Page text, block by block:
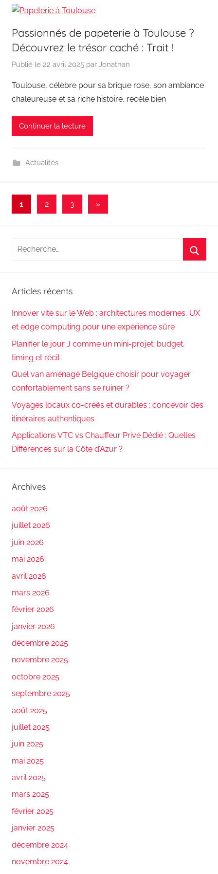
Passionnés de papeterie à Toulouse ?
Découvrez le trésor caché : Trait !
Publié le 22 avril 2025 par Jonathan
Toulouse, célèbre pour sa brique rose, son ambiance
chaleureuse et sa riche histoire, recèle bien
Continuer la lecture
Actualités
Pagination
1 2 3
Articles
»
Recherche
Articles récents
Innover vite sur le Web : architectures modernes, UX
et edge computing pour une expérience sûre
Planifier le jour J comme un mini-projet: budget,
timing et récit
Quel van aménagé Belgique choisir pour voyager
confortablement sans se ruiner ?
Voyages locaux co-créés et durables : concevoir des
itinéraires authentiques
Applications VTC vs Chauffeur Privé Dédié : Quelles
Différences sur la Côte d’Azur ?
Archives
août 2026
juillet 2026
juin 2026
mai 2026
avril 2026
mars 2026
février 2026
janvier 2026
décembre 2025
novembre 2025
octobre 2025
septembre 2025
août 2025
juillet 2025
juin 2025
mai 2025
avril 2025
mars 2025
février 2025
janvier 2025
décembre 2024
novembre 2024